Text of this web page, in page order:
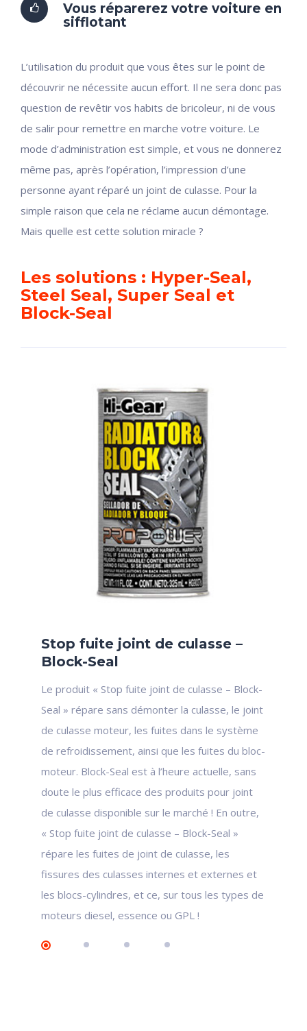
Vous réparerez votre voiture en
sifflotant
L’utilisation du produit que vous êtes sur le point de
découvrir ne nécessite aucun effort. Il ne sera donc pas
question de revêtir vos habits de bricoleur, ni de vous
de salir pour remettre en marche votre voiture. Le
mode d’administration est simple, et vous ne donnerez
même pas, après l’opération, l’impression d’une
personne ayant réparé un joint de culasse. Pour la
simple raison que cela ne réclame aucun démontage.
Mais quelle est cette solution miracle ?
Les solutions : Hyper-Seal,
Steel Seal, Super Seal et
Block-Seal
Stop fuite joint de culasse –
Block-Seal
Le produit « Stop fuite joint de culasse – Block-
Seal » répare sans démonter la culasse, le joint
de culasse moteur, les fuites dans le système
de refroidissement, ainsi que les fuites du bloc-
moteur. Block-Seal est à l’heure actuelle, sans
doute le plus efficace des produits pour joint
de culasse disponible sur le marché ! En outre,
« Stop fuite joint de culasse – Block-Seal »
répare les fuites de joint de culasse, les
fissures des culasses internes et externes et
les blocs-cylindres, et ce, sur tous les types de
moteurs diesel, essence ou GPL !